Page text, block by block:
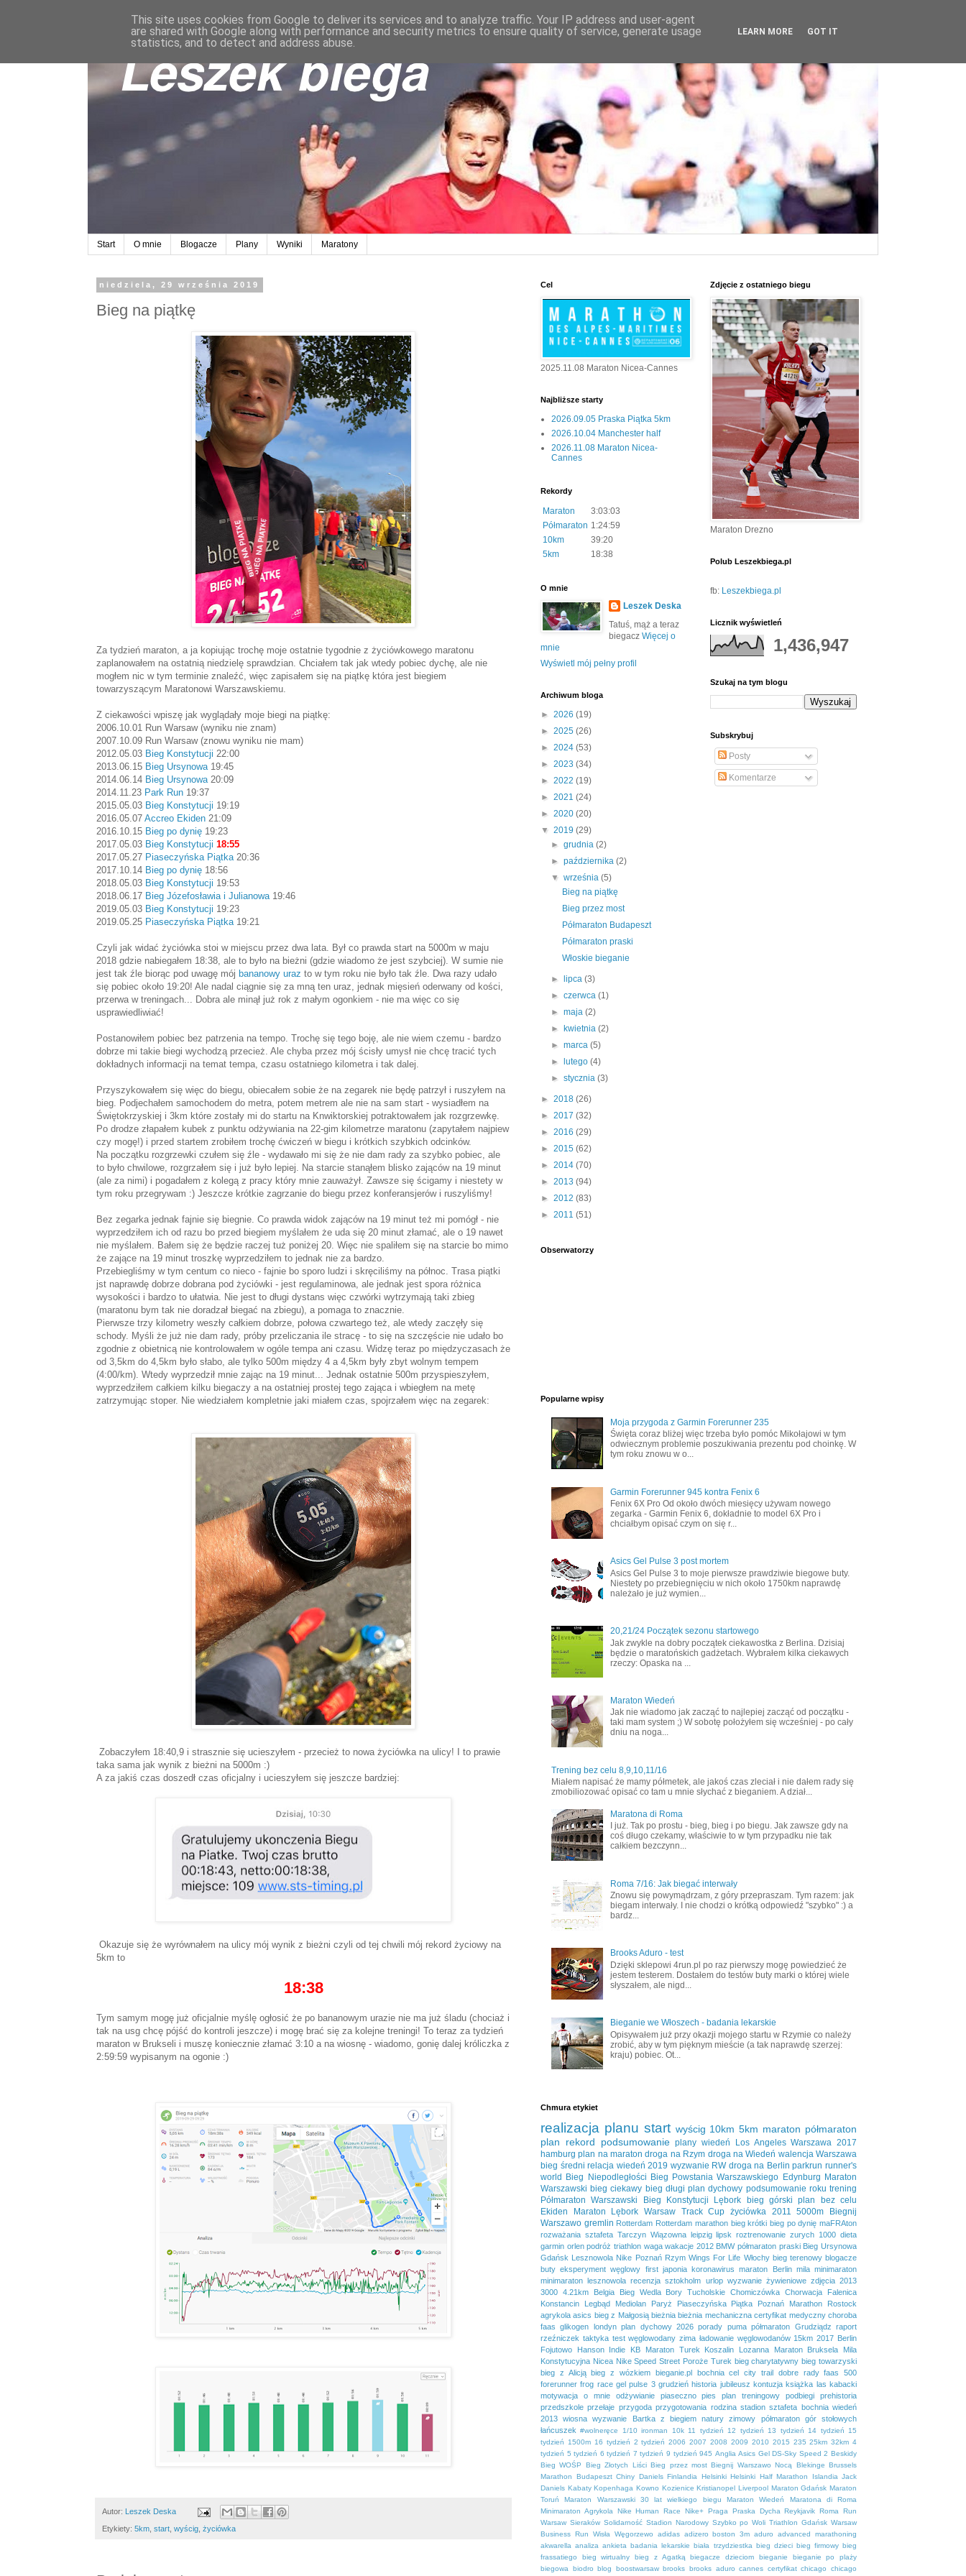
Start O mnie Blogacze Plany Wyniki Maratony
niedziela, 29 września 2019
Bieg na piątkę
Za tydzień maraton, a ja kopiując trochę moje ostatnie tygodnie z życiówkowego maratonu
zaplanowałem na ostatnią niedzielę sprawdzian. Chciałem tak jak wtedy pobiec dychę, ale nie
mogłem nic w tym terminie znaleźć, więc zapisałem się na piątkę która jest biegiem
towarzyszącym Maratonowi Warszawskiemu.
Z ciekawości wpiszę jak wyglądały moje biegi na piątkę:
2006.10.01 Run Warsaw (wyniku nie znam)
2007.10.09 Run Warsaw (znowu wyniku nie mam)
2012.05.03 Bieg Konstytucji 22:00
2013.06.15 Bieg Ursynowa19:45
2014.06.14 Bieg Ursynowa20:09
2014.11.23 Park Run 19:37
2015.05.03 Bieg Konstytucji 19:19
2016.05.07 Accreo Ekiden 21:09
2016.10.15 Bieg po dynię 19:23
2017.05.03 Bieg Konstytucji 18:55
2017.05.27 Piaseczyńska Piątka20:36
2017.10.14 Bieg po dynię 18:56
2018.05.03 Bieg Konstytucji 19:53
2018.06.17 Bieg Józefosławia i Julianowa19:46
2019.05.03 Bieg Konstytucji 19:23
2019.05.25 Piaseczyńska Piątka19:21
Czyli jak widać życiówka stoi w miejscu przez dwa lata. Był co prawda start na 5000m w maju
2018 gdzie nabiegałem 18:38, ale to było na bieżni (gdzie wiadomo że jest szybciej). W sumie nie
jest tak źle biorąc pod uwagę mój bananowy uraz to w tym roku nie było tak źle. Dwa razy udało
się pobiec około 19:20! Ale nadal ciągnie się za mną ten uraz, jednak mięsień oderwany od kości,
przerwa w treningach... Dobra ale minął już rok z małym ogonkiem - nie ma więc co się
usprawiedliwiać!
Postanowiłem pobiec bez patrzenia na tempo. Trochę się tego boję, ale nie wiem czemu - bardzo
dobrze mi takie biegi wychodzą przecież. Ale chyba przez mój ścisły umysł nie chcę tracić tych
dokładnych informacji na temat tempa, czasu ostatniego kilometra i tak dalej.
Przyszykowałem się więc do biegu, obiecałem sobie że na zegarek nie będę patrzył i ruszyłem na
bieg. Podjechałem samochodem do metra, potem metrem ale nie na sam start - wysiadłem na
Świętokrzyskiej i 3km które zostały mi do startu na Knwiktorskiej potraktowałem jak rozgrzewkę.
Po drodze złapałem kubek z punktu odżywiania na 22-gim kilometrze maratonu (zapytałem najpiew
czy mogę!) i przed startem zrobiłem trochę ćwiczeń w biegu i krótkich szybkich odcinków.
Na początku rozgrzewki czułem się źle - wydawało mi się że nie dam rady za szybko pobiec, ale
to było chwilowe, rozgrzałem się i już było lepiej. Na starcie stanąłem blisko zająców na 19 minut
(ale za nimi) i pogadałem z kolegą z pracy który mnie zauważył. Zawsze się ścigamy i niestety w
tym roku przegrywam :) Jeszcze krótkie zagrzanie do biegu przez konferansjerów i ruszyliśmy!
Bez zegarka jednak fajnie się biegnie. Co prawda widok zająców na 19 minut też mi pomógł - nie
wyprzedziłem ich od razu bo przed biegiem myślałem że uda się 20 minut złamać, ale o 19 nawet
nie myślałem. Bałem się że będzie raczej tuż poniżej 20. Więc nie spaliłem się na starcie bo mimo
że zające na 19 minut troszkę wyprzedziłem to jednak nie za bardzo.
Przebiegliśmy w tym centum co nieco - fajnie bo sporo ludzi i skręciliśmy na północ. Trasa piątki
jst naprawdę dobrze dobrana pod życiówki - jest regulaminowa, ale jednak jest spora różnica
wysokości i bardzo to ułatwia. Nie jest to długi dystans więc czwórki wytrzymają taki zbieg
(maratonu bym tak nie doradzał biegać na zbiegu), a pomaga to znacznie.
Pierwsze trzy kilometry weszły całkiem dobrze, połowa czwartego też, ale wtedy zaczęły się
schody. Myśli że już nie dam rady, próby przeliczania ile stracę - to się na szczęście nie udało bo
zgodnie z obietnicą nie kontrolowałem w ogóle tempa ani czasu. Widzę teraz po międzyczasach że
od 3,5km do 4,5km było słabo, ale tylko 500m między 4 a 4,5km były zbyt wolnym tempem
(4:00/km). Wtedy wyprzedził mnie zając na 19 minut... Jednak ostatnie 500m przyspieszyłem,
wyprzedziłem całkiem kilku biegaczy a na ostatniej prostej tego zająca i wbiegłem na metę
zatrzymując stoper. Nie wiedziałem kompletnie jaki miałem czas, spojrzałem więc na zegarek:
Zobaczyłem 18:40,9 i strasznie się ucieszyłem - przecież to nowa życiówka na ulicy! I to prawie
taka sama jak wynik z bieżni na 5000m :)
A za jakiś czas doszedł czas oficjalny i ucieszyłem się jeszcze bardziej:
Okazuje się że wyrównałem na ulicy mój wynik z bieżni czyli od tej chwili mój rekord życiowy na
5km to
18:38
Tym samym mogę już oficjalnie myślę ogłosić że po bananowym urazie nie ma już śladu (chociaż i
tak na usg chcę pójść do kontroli jeszcze) i mogę brać się za kolejne treningi! To teraz za tydzień
maraton w Brukseli i muszę koniecznie złamać 3:10 a na wiosnę - wiadomo, gonię dalej króliczka z
2:59:59 wypisanym na ogonie :)
Autor: Leszek Deska
Etykiety: 5km, start, wyścig, życiówka
Cel
2025.11.08 Maraton Nicea-Cannes
Najbliższe starty
2026.09.05 Praska Piątka 5km
2026.10.04 Manchester half
2026.11.08 Maraton Nicea-
Cannes
Rekordy
Maraton
3:03:03
Półmaraton 1:24:59
10km
39:20
5km
18:38
O mnie
Leszek Deska
Tatuś, mąż a teraz
biegacz Więcej o
mnie
Wyświetl mój pełny profil
Archiwum bloga
► 2026 (19)
► 2025 (26)
► 2024 (53)
► 2023 (34)
► 2022 (19)
► 2021 (24)
► 2020 (20)
▼ 2019 (29)
►grudnia(2)
►października(2)
▼września(5)
Bieg na piątkę
Bieg przez most
Półmaraton Budapeszt
Półmaraton praski
Włoskie bieganie
► lipca(3)
►czerwca(1)
►maja(2)
►
kwietnia(2)
►marca(5)
►
lutego(4)
►stycznia(3)
► 2018 (26)
► 2017 (32)
► 2016 (29)
► 2015 (62)
► 2014 (70)
► 2013 (94)
► 2012 (83)
► 2011 (51)
Zdjęcie z ostatniego biegu
Maraton Drezno
Polub Leszekbiega.pl
fb: Leszekbiega.pl
Licznik wyświetleń
1,436,947
Szukaj na tym blogu
Subskrybuj
Posty
Komentarze
Obserwatorzy
Popularne wpisy
Moja przygoda z Garmin Forerunner 235
Święta coraz bliżej więc trzeba było pomóc Mikołajowi w tym
odwiecznym problemie poszukiwania prezentu pod choinkę. W
tym roku znowu w o...
Garmin Forerunner 945 kontra Fenix 6
Fenix 6X Pro Od około dwóch miesięcy używam nowego
zegarka - Garmin Fenix 6, dokładnie to model 6X Pro i
chciałbym opisać czym on się r...
Asics Gel Pulse 3 post mortem
Asics Gel Pulse 3 to moje pierwsze prawdziwie biegowe buty.
Niestety po przebiegnięciu w nich około 1750km naprawdę
należało je już wymien...
20,21/24 Początek sezonu startowego
Jak zwykle na dobry początek ciekawostka z Berlina. Dzisiaj
będzie o maratońskich gadżetach. Wybrałem kilka ciekawych
rzeczy: Opaska na ...
Maraton Wiedeń
Jak nie wiadomo jak zacząć to najlepiej zacząć od początku -
taki mam system ;) W sobotę położyłem się wcześniej - po cały
dniu na noga...
Trening bez celu 8,9,10,11/16
Miałem napisać że mamy półmetek, ale jakoś czas zleciał i nie dałem rady się
zmobiliozować opisać co tam u mnie słychać z bieganiem. A dział...
Maratona di Roma
I już. Tak po prostu - bieg, bieg i po biegu. Jak zawsze gdy na
coś długo czekamy, właściwie to w tym przypadku nie tak
całkiem bezczynn...
Roma 7/16: Jak biegać interwały
Znowu się powymądrzam, z góry przepraszam. Tym razem: jak
biegam interwały. I nie chodzi o krótką odpowiedź "szybko" :) a
bardz...
Brooks Aduro - test
Dzięki sklepowi 4run.pl po raz pierwszy mogę powiedzieć że
jestem testerem. Dostałem do testów buty marki o której wiele
słyszałem, ale nigd...
Bieganie we Włoszech - badania lekarskie
Opisywałem już przy okazji mojego startu w Rzymie co należy
zrobić, aby w tym pięknym mieście (a tak naprawdę szerzej:
kraju) pobiec. Ot...
Chmura etykiet
realizacja planu start wyścig 10km 5km maraton półmaraton
plan
rekord podsumowanie plany wiedeń Los Angeles Warszawa 2017
hamburg plan na maraton droga na Rzym droga na Wiedeń walencja Warszawa
bieg średni relacja wiedeń 2019 wyzwanie RW droga na Berlin parkrun runner's
world Bieg Niepodległości Bieg Powstania Warszawskiego Edynburg Maraton
Warszawski bieg ciekawy bieg długi plan dychowy podsumowanie roku trening
Półmaraton Warszawski
Bieg Konstytucji Lębork bieg górski
plan bez celu
Ekiden
Maraton Lębork Warsaw Track Cup życiówka 2011 5000m
Biegnij
Warszawo gremlin Rotterdam Rotterdam marathon bieg krótki bieg po dynię maFRAton
rozważania sztafeta Tarczyn Wiązowna leipzig lipsk roztrenowanie zurych 1000 dieta
garmin orlen podróż triathlon waga wakacje 2012 BMW półmaraton praski Bieg Ursynowa
Gdańsk Lesznowola Nike Poznań Rzym Wings For Life Włochy bieg terenowy blogacze
buty eksperyment węglowy first japonia koronawirus maraton Berlin mila minimaraton
minimaraton lesznowola recenzja sztokholm urlop wyzwanie żywieniowe zdjęcia 2013
3000 4.21km Belgia Bieg Wedla Bory Tucholskie Chomiczówka Chorwacja
Falenica
Konstancin
Legbąd Mediolan Paryż Piaseczyńska Piątka Poznań Marathon
Rostock
agrykola asics bieg z Małgosią bieżnia bieżnia mechaniczna certyfikat medyczny choroba
faas
glikogen londyn plan dychowy 2026 porady puma półmaraton Grudziądz raport
rzeźniczek taktyka test węglowodany zima ładowanie węglowodanów 15km 2017 Berlin
Fojutowo
Hanson Indie KB Maraton Turek Koszalin Lozanna Maraton Bruksela
Mila
Konstytucyjna Nicea Nike Speed Street Poroże Turek bieg charytatywny bieg towarzyski
bieg z Alicją bieg z wózkiem bieganie.pl bochnia cel city trail dobre rady faas 500
forerunner frog race gel pulse 3 grudzień historia jubileusz kontuzja książka las kabacki
motywacja
o mnie odżywianie piaseczno pies plan treningowy podbiegi
prehistoria
przedszkole przełaje przygoda przygotowania rodzina stadion sztafeta bochnia wiedeń
2013
wiosna wyzwanie Bartka z biegiem natury
zimowy półmaraton gór stołowych
łańcuszek #wolneręce 1/10 ironman 10k 11 tydzień 12 tydzień 13 tydzień 14 tydzień
15
tydzień
1500m 16 tydzień 2 tydzień 2006 2007 2008 2009 2010 2015 235 25km 32km 4
tydzień 5 tydzień 6 tydzień 7 tydzień 9 tydzień 945 Anglia Asics Gel DS-Sky Speed 2 Beskidy
Bieg WOŚP
Bieg Złotych Liści Bieg przez most Biegnij Warszawo Nocą Blekinge Brussels
Marathon
Budapeszt Chiny Daniels Finlandia Helsinki Helsinki Half Marathon Islandia Jack
Daniels Kabaty Kopenhaga Kowno Kozienice Kristianopel Liverpool Maraton Gdańsk Maraton
Toruń
Maraton Warszawski 30 lat wielkiego biegu Maraton Wiedeń
Maratona di Roma
Minimaraton Agrykola
Nike Human Race Nike+ Praga Praska Dycha Reykjavik Roma
Run
Warsaw Sieraków Solidarność Stadion Narodowy Szybko po Woli Triathlon Gdańsk Warsaw
Business Run
Wisła Węgorzewo adidas adizero boston 3m aduro
advanced marathoning
akwarella analiza ankieta badania lekarskie biała trzydziestka bieg dzieci bieg firmowy bieg
frassatiego
bieg wirtualny bieg z Agatką biegacze dzieciom bieganie
bieganie po plaży
biegowa
biodro blog boostwarsaw brooks brooks aduro cannes certyfikat chicago
chicago
This site uses cookies from Google to deliver its services and to analyze traffic. Your IP address and user-agent
are shared with Google along with performance and security metrics to ensure quality of service, generate usage
statistics, and to detect and address abuse.
LEARN MORE GOT IT